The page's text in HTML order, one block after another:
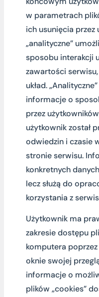
w parametrach
ich usunięcia przez
„analityczne”
sposobu interakcji
zawartości
układ.
informacje o
przez
użytkownik został
odwiedzin i czasie
stronie serwisu.
konkretnych
lecz służą do
korzystania z
Użytkownik ma
zakresie dostępu
komputera
oknie swojej
informacje o
plików „cookies”